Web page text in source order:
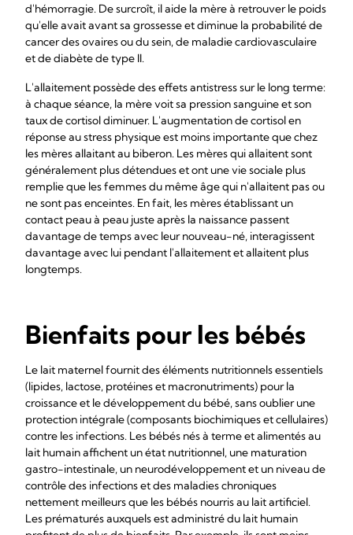
d'hémorragie. De surcroît, il aide la mère à retrouver le poids
qu'elle avait avant sa grossesse et diminue la probabilité de
cancer des ovaires ou du sein, de maladie cardiovasculaire
et de diabète de type II.
L'allaitement possède des effets antistress sur le long terme:
à chaque séance, la mère voit sa pression sanguine et son
taux de cortisol diminuer. L'augmentation de cortisol en
réponse au stress physique est moins importante que chez
les mères allaitant au biberon. Les mères qui allaitent sont
généralement plus détendues et ont une vie sociale plus
remplie que les femmes du même âge qui n'allaitent pas ou
ne sont pas enceintes. En fait, les mères établissant un
contact peau à peau juste après la naissance passent
davantage de temps avec leur nouveau-né, interagissent
davantage avec lui pendant l'allaitement et allaitent plus
longtemps.
Bienfaits pour les bébés
Le lait maternel fournit des éléments nutritionnels essentiels
(lipides, lactose, protéines et macronutriments) pour la
croissance et le développement du bébé, sans oublier une
protection intégrale (composants biochimiques et cellulaires)
contre les infections. Les bébés nés à terme et alimentés au
lait humain affichent un état nutritionnel, une maturation
gastro-intestinale, un neurodéveloppement et un niveau de
contrôle des infections et des maladies chroniques
nettement meilleurs que les bébés nourris au lait artificiel.
Les prématurés auxquels est administré du lait humain